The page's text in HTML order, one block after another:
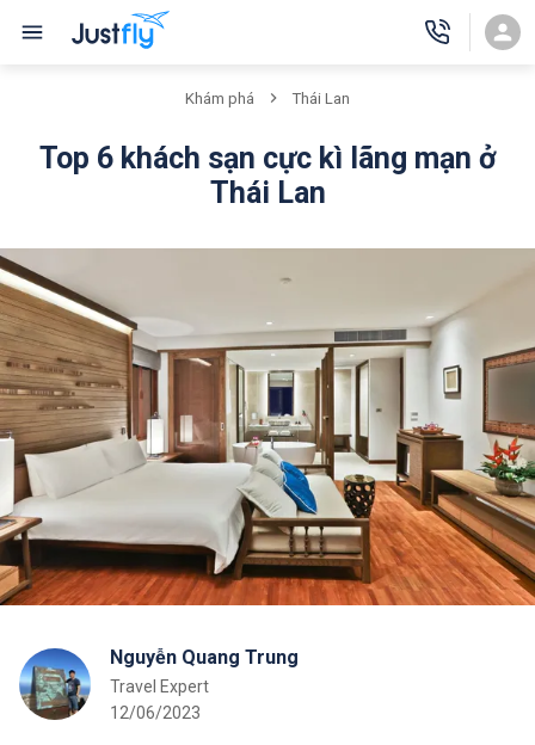
Khám phá Thái Lan
Top 6 khách sạn cực kì lãng mạn ở
Thái Lan
Nguyễn Quang Trung
Travel Expert
12/06/2023